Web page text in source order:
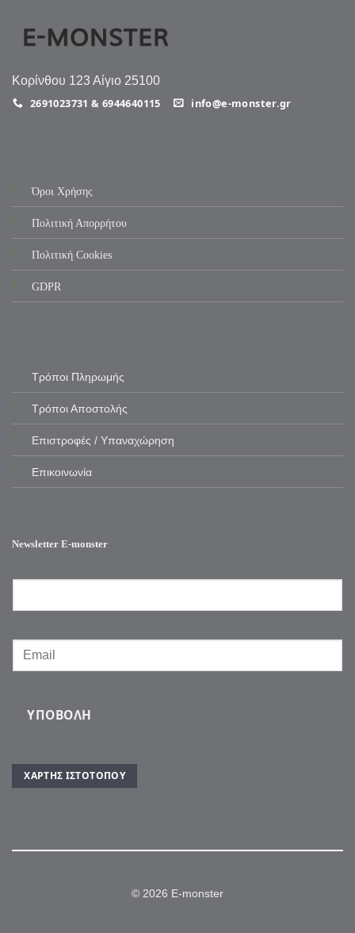
Κορίνθου 123 Αίγιο 25100
2691023731 & 6944640115 info@e-monster.gr
Όροι Χρήσης
Πολιτική Απορρήτου
Πολιτική Cookies
GDPR
Τρόποι Πληρωμής
Τρόποι Αποστολής
Επιστροφές / Υπαναχώρηση
Επικοινωνία
Newsletter E-monster
ΥΠΟΒΟΛΉ
ΧΆΡΤΗΣ ΙΣΤΌΤΟΠΟΥ
© 2026 E-monster